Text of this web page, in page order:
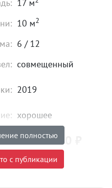
17 м
10 м2
6 / 12
совмещенный
2019
хорошее
4 930 000
с публикации
полностью
с публикации